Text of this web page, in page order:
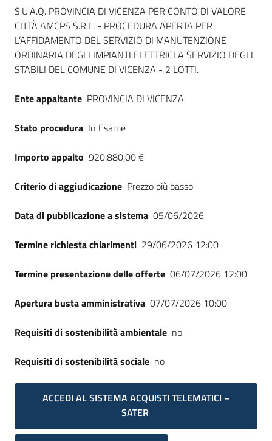
Dati del bando
S.U.A.Q. PROVINCIA DI VICENZA PER CONTO DI VALORE
CITTÀ AMCPS S.R.L. - PROCEDURA APERTA PER
L’AFFIDAMENTO DEL SERVIZIO DI MANUTENZIONE
ORDINARIA DEGLI IMPIANTI ELETTRICI A SERVIZIO DEGLI
STABILI DEL COMUNE DI VICENZA - 2 LOTTI.
Ente appaltante PROVINCIA DI VICENZA
Stato procedura In Esame
Importo appalto 920.880,00 €
Criterio di aggiudicazione Prezzo più basso
Data di pubblicazione a sistema 05/06/2026
Termine richiesta chiarimenti 29/06/2026 12:00
Termine presentazione delle offerte 06/07/2026 12:00
Apertura busta amministrativa 07/07/2026 10:00
Requisiti di sostenibilità ambientale no
Requisiti di sostenibilità sociale no
ACCEDI AL SISTEMA ACQUISTI TELEMATICI –
SATER